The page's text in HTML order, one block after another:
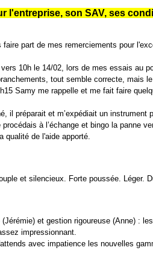
l'entreprise, son SAV, ses
part de mes remerciements pour
10h le 14/02, lors de mes essais au
tout semble correcte, mais
Samy me rappelle et me fait faire
il préparait et m’expédiait un instrument
à l’échange et bingo la panne
qualité de l'aide apporté.
et silencieux. Forte poussée. Léger.
et gestion rigoureuse (Anne) :
impressionnant.
avec impatience les nouvelles